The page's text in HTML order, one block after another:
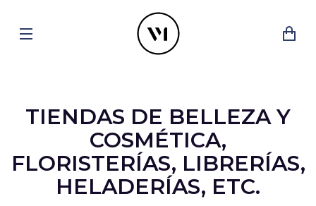
TIENDAS DE BELLEZA Y
COSMÉTICA,
FLORISTERÍAS, LIBRERÍAS,
HELADERÍAS, ETC.